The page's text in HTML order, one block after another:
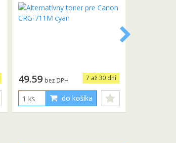
7 až 30 dní
49.59 bez DPH
do košíka